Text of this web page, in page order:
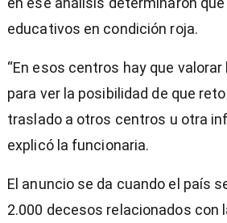
educativos en condición roja.
“En esos centros hay que
para ver la posibilidad de que
traslado a otros centros u otra
explicó la funcionaria.
El anuncio se da cuando el país
2.000 decesos relacionados con